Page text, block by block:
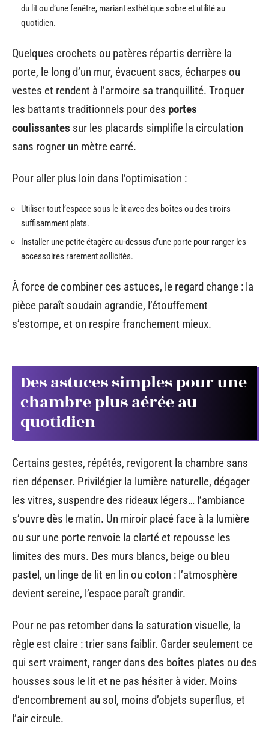
du lit ou d’une fenêtre, mariant esthétique sobre et utilité au
quotidien.
Quelques crochets ou patères répartis derrière la
porte, le long d’un mur, évacuent sacs, écharpes ou
vestes et rendent à l’armoire sa tranquillité. Troquer
les battants traditionnels pour des portes
coulissantes sur les placards simplifie la circulation
sans rogner un mètre carré.
Pour aller plus loin dans l’optimisation :
Utiliser tout l’espace sous le lit avec des boîtes ou des tiroirs
suffisamment plats.
Installer une petite étagère au-dessus d’une porte pour ranger les
accessoires rarement sollicités.
À force de combiner ces astuces, le regard change : la
pièce paraît soudain agrandie, l’étouffement
s’estompe, et on respire franchement mieux.
Des astuces simples pour une
chambre plus aérée au
quotidien
Certains gestes, répétés, revigorent la chambre sans
rien dépenser. Privilégier la lumière naturelle, dégager
les vitres, suspendre des rideaux légers… l’ambiance
s’ouvre dès le matin. Un miroir placé face à la lumière
ou sur une porte renvoie la clarté et repousse les
limites des murs. Des murs blancs, beige ou bleu
pastel, un linge de lit en lin ou coton : l’atmosphère
devient sereine, l’espace paraît grandir.
Pour ne pas retomber dans la saturation visuelle, la
règle est claire : trier sans faiblir. Garder seulement ce
qui sert vraiment, ranger dans des boîtes plates ou des
housses sous le lit et ne pas hésiter à vider. Moins
d’encombrement au sol, moins d’objets superflus, et
l’air circule.